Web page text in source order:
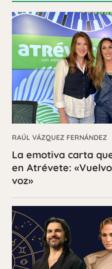
RAÚL VÁZQUEZ FERNÁNDEZ
La emotiva carta
en Atrévete:
voz»